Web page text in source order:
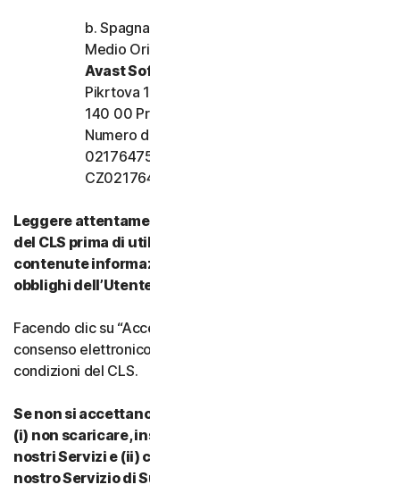
b. Spagna, Francia, Italia e resto d’Europa,
Medio Oriente e Africa
Avast Software s.r.o.
Pikrtova 1737/1a, Nusle,
140 00 Praga 4, Repubblica Ceca
Numero di registrazione dell’azienda:
02176475 e numero di partita IVA:
CZ02176475
Leggere attentamente tutti i termini e le condizioni
del CLS prima di utilizzare i nostri Servizi. Vi sono
contenute informazioni importanti su diritti e
obblighi dell’Utente.
Facendo clic su “Accetto” o indicando in altro modo il
consenso elettronico, si accettano i termini e le
condizioni del CLS.
Se non si accettano i termini e le condizioni del CLS:
(i) non scaricare, installare, accedere a o utilizzare i
nostri Servizi e (ii) contattare il proprio Provider o il
nostro Servizio di Supporto Clienti.